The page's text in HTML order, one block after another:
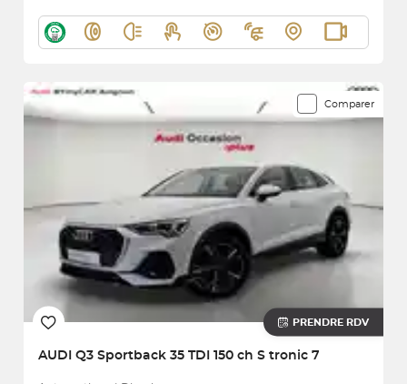
Comparer
PRENDRE RDV
AUDI Q3 Sportback 35 TDI 150 ch S tronic 7